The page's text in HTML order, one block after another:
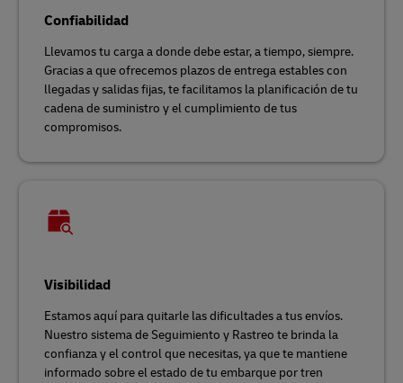
Confiabilidad
Llevamos tu carga a donde debe estar, a tiempo, siempre.
Gracias a que ofrecemos plazos de entrega estables con
llegadas y salidas fijas, te facilitamos la planificación de tu
cadena de suministro y el cumplimiento de tus
compromisos.
Visibilidad
Estamos aquí para quitarle las dificultades a tus envíos.
Nuestro sistema de Seguimiento y Rastreo te brinda la
confianza y el control que necesitas, ya que te mantiene
informado sobre el estado de tu embarque por tren